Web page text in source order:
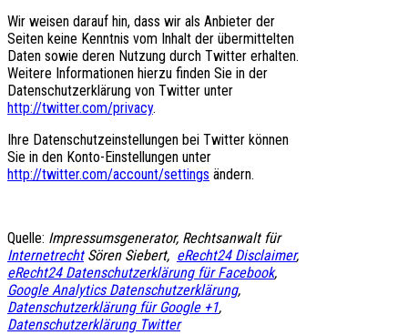
Wir weisen darauf hin, dass wir als Anbieter der
Seiten keine Kenntnis vom Inhalt der übermittelten
Daten sowie deren Nutzung durch Twitter erhalten.
Weitere Informationen hierzu finden Sie in der
Datenschutzerklärung von Twitter unter
http://twitter.com/privacy.
Ihre Datenschutzeinstellungen bei Twitter können
Sie in den Konto-Einstellungen unter
http://twitter.com/account/settings ändern.
Quelle: Impressumsgenerator, Rechtsanwalt für
InternetrechtSören Siebert, eRecht24 Disclaimer,
eRecht24 Datenschutzerklärung für Facebook,
Google Analytics Datenschutzerklärung,
Datenschutzerklärung für Google +1,
Datenschutzerklärung Twitter